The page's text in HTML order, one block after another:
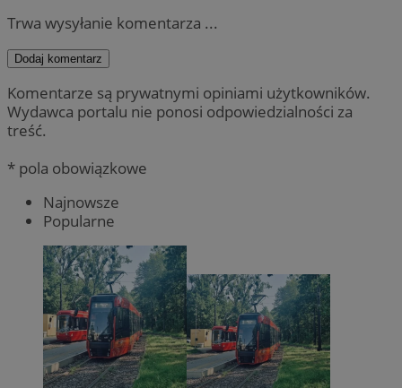
Trwa wysyłanie komentarza ...
Dodaj komentarz
Komentarze są prywatnymi opiniami użytkowników.
Wydawca portalu nie ponosi odpowiedzialności za
treść.
* pola obowiązkowe
Najnowsze
Popularne